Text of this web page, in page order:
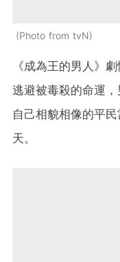
Photo from tvN
《成為王的男人》
逃避被毒殺的命運
自己相貌相像的平
天。